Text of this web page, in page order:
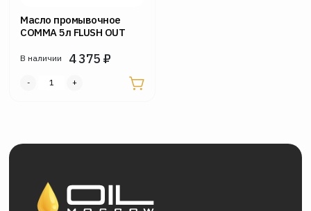
Масло промывочное
COMMA 5л FLUSH OUT
В наличии 4 375 ₽